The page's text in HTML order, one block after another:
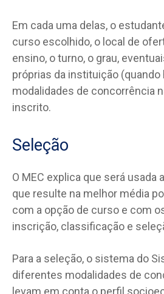
Em cada uma delas, o
curso escolhido, o local de
ensino, o turno, o grau,
próprias da instituição (quando
modalidades de concorrência
inscrito.
Seleção
O MEC explica que será usada
que resulte na melhor média
com a opção de curso e com
inscrição, classificação e
Para a seleção, o sistema do
diferentes modalidades de
levam em conta o perfil